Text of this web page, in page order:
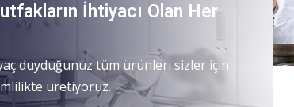
İhtiyacı Olan Her
duyduğunuz tüm ürünleri sizler için
üretiyoruz.